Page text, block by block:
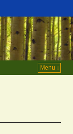
Menu ↓